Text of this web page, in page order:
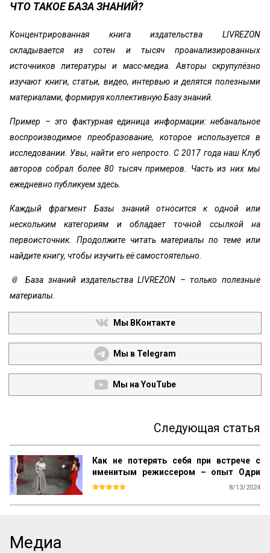
ЧТО ТАКОЕ БАЗА ЗНАНИЙ?
Концентрированная книга издательства LIVREZON
складывается из сотен и тысяч проанализированных
источников литературы и масс-медиа. Авторы скрупулёзно
изучают книги, статьи, видео, интервью и делятся полезными
материалами, формируя коллективную Базу знаний.
Пример – это фактурная единица информации: небанальное
воспроизводимое преобразование, которое используется в
исследовании. Увы, найти его непросто. С 2017 года наш Клуб
авторов собрал более 80 тысяч примеров. Часть из них мы
ежедневно публикуем здесь.
Каждый фрагмент Базы знаний относится к одной или
нескольким категориям и обладает точной ссылкой на
первоисточник. Продолжите читать материалы по теме или
найдите книгу, чтобы изучить её самостоятельно.
📎 База знаний издательства LIVREZON – только полезные
материалы.
Мы ВКонтакте
Мы в Telegram
Мы на YouTube
Следующая статья
Как не потерять себя при встрече с
именитым режиссером – опыт Одри
Хепбёрн
8/13/2024
Медиа